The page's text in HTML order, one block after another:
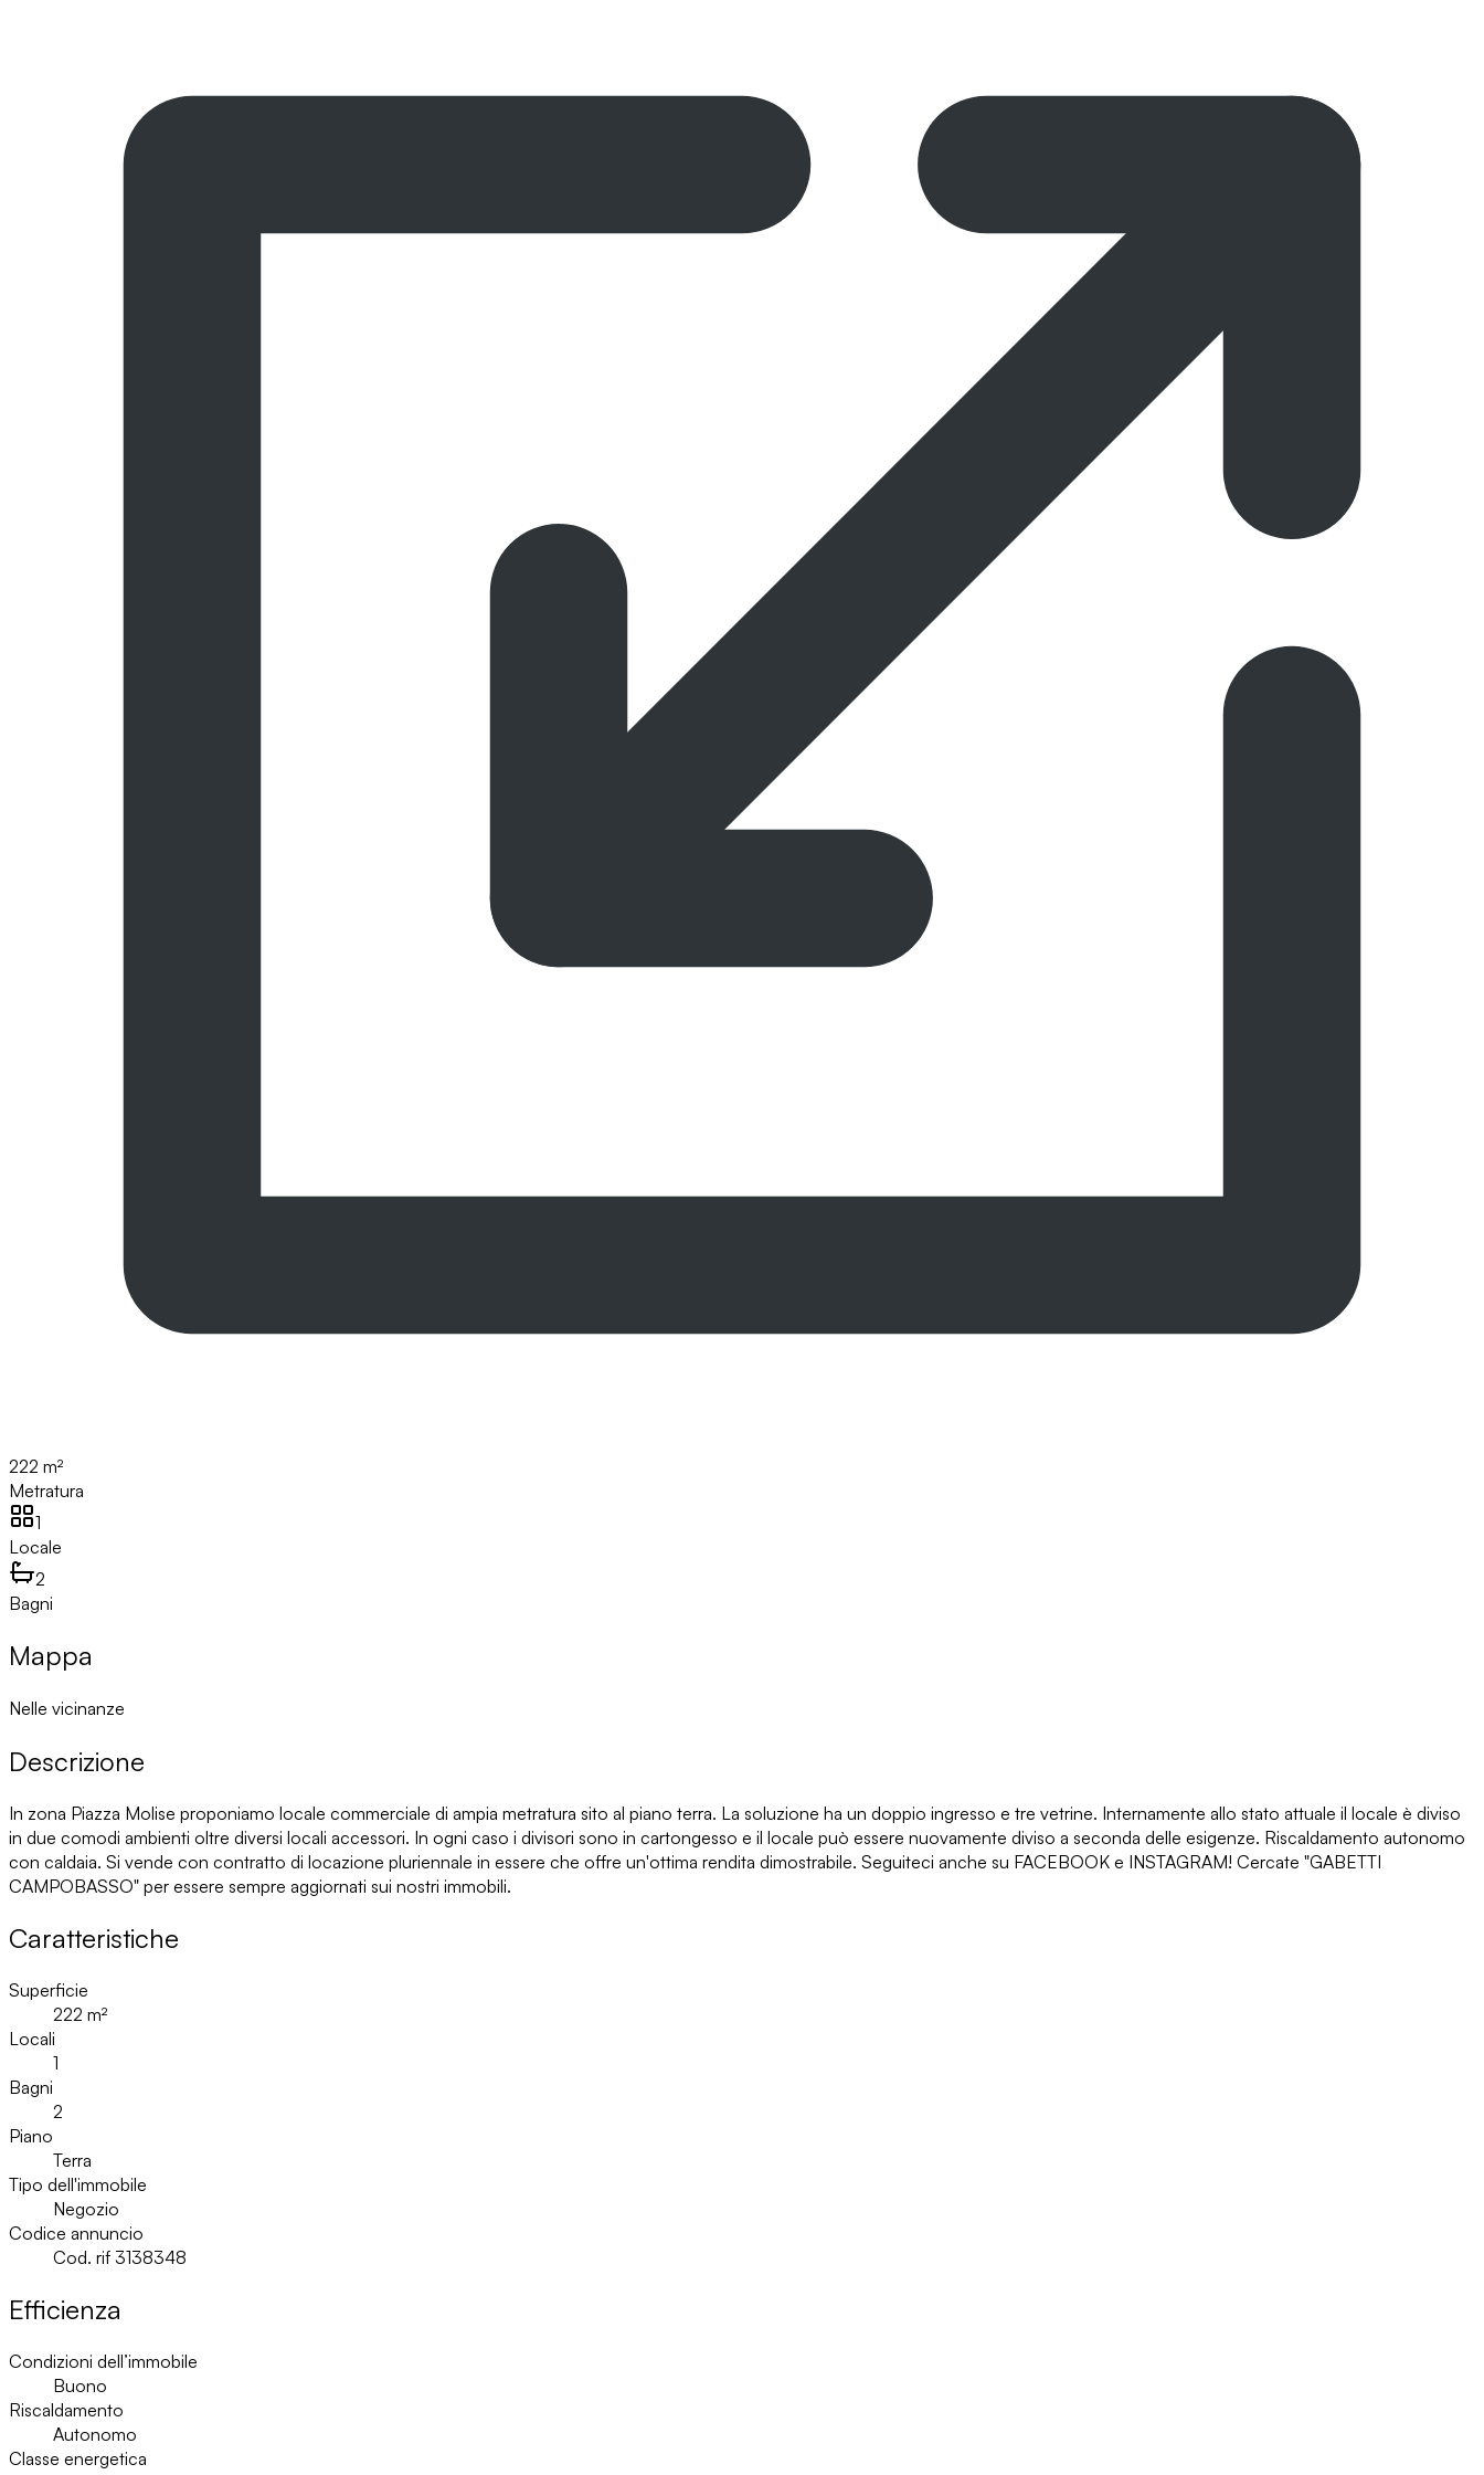
222 m²
Metratura
1
Locale
2
Bagni
Mappa
Nelle vicinanze
Descrizione
In zona Piazza Molise proponiamo locale commerciale di ampia metratura sito al piano terra. La soluzione ha un doppio ingresso e tre vetrine. Internamente allo stato attuale il locale è diviso
in due comodi ambienti oltre diversi locali accessori. In ogni caso i divisori sono in cartongesso e il locale può essere nuovamente diviso a seconda delle esigenze. Riscaldamento autonomo
con caldaia. Si vende con contratto di locazione pluriennale in essere che offre un'ottima rendita dimostrabile. Seguiteci anche su FACEBOOK e INSTAGRAM! Cercate "GABETTI
CAMPOBASSO" per essere sempre aggiornati sui nostri immobili.
Caratteristiche
Superficie
222 m²
Locali
1
Bagni
2
Piano
Terra
Tipo dell'immobile
Negozio
Codice annuncio
Cod. rif 3138348
Efficienza
Condizioni dell’immobile
Buono
Riscaldamento
Autonomo
Classe energetica